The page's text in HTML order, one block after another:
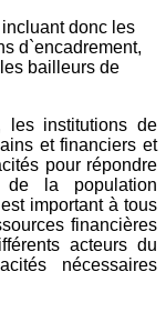
donc les
d`encadrement,
bailleurs de
les institutions de
et financiers et
pour répondre
la population
important à tous
financières
acteurs du
nécessaires